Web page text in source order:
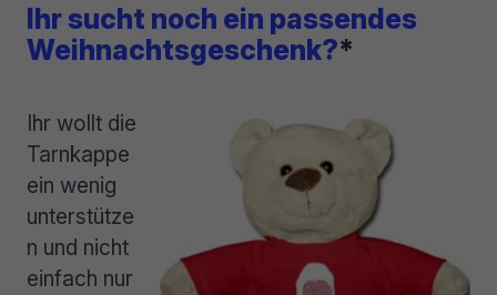
Ihr sucht noch ein passendes
Weihnachtsgeschenk?*
Ihr wollt die
Tarnkappe
ein wenig
unterstütze
n und nicht
einfach nur